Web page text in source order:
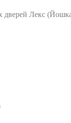
дверей Лекс